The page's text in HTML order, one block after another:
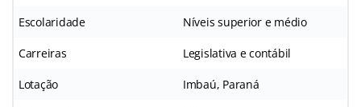
Escolaridade Níveis superior e médio
Carreiras Legislativa e contábil
Lotação Imbaú, Paraná